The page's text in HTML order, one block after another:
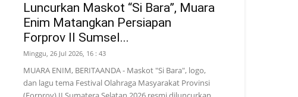
Luncurkan Maskot “Si Bara”, Muara
Enim Matangkan Persiapan
Forprov II Sumsel...
Minggu, 26 Jul 2026, 16 : 43
MUARA ENIM, BERITAANDA - Maskot "Si Bara", logo,
dan lagu tema Festival Olahraga Masyarakat Provinsi